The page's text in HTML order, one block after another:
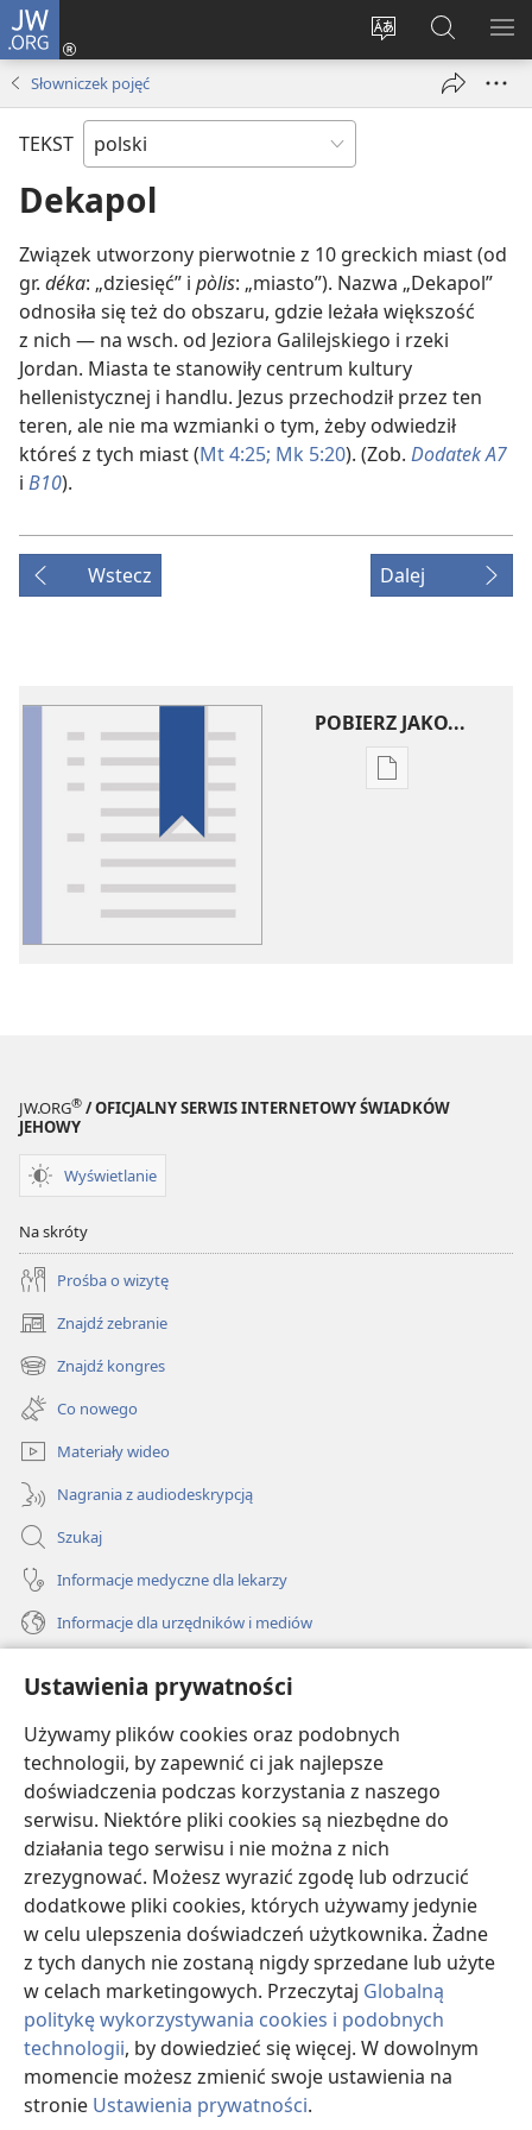
Ustawienia prywatności
Używamy plików cookies oraz podobnych
technologii, by zapewnić ci jak najlepsze
doświadczenia podczas korzystania z naszego
serwisu. Niektóre pliki cookies są niezbędne do
działania tego serwisu i nie można z nich
zrezygnować. Możesz wyrazić zgodę lub odrzucić
dodatkowe pliki cookies, których używamy jedynie
w celu ulepszenia doświadczeń użytkownika. Żadne
z tych danych nie zostaną nigdy sprzedane lub użyte
w celach marketingowych. Przeczytaj Globalną
politykę wykorzystywania cookies i podobnych
technologii, by dowiedzieć się więcej. W dowolnym
momencie możesz zmienić swoje ustawienia na
stronie Ustawienia prywatności.
JW.ORG
Wybór
Logowanie
(opens
Szukaj
na
JW.ORG
Słowniczek pojęć
TEKST
Dekapol
Związek utworzony pierwotnie z 10 greckich miast (od
gr. déka: „dziesięć” i pòlis: „miasto”). Nazwa „Dekapol”
odnosiła się też do obszaru, gdzie leżała większość
z nich — na wsch. od Jeziora Galilejskiego i rzeki
Jordan. Miasta te stanowiły centrum kultury
hellenistycznej i handlu. Jezus przechodził przez ten
teren, ale nie ma wzmianki o tym, żeby odwiedził
któreś z tych miast (Mt 4:25; Mk 5:20). (Zob. Dodatek A7
i B10).
Wstecz Dalej
POBIERZ JAKO...
Ustawienia
JW.ORG® / OFICJALNY SERWIS INTERNETOWY ŚWIADKÓW
JEHOWY
Wyświetlanie
Na skróty
Prośba o wizytę
Znajdź zebranie
(opens
new
window)
Znajdź kongres
(opens
new
window)
Co nowego
Materiały wideo
Nagrania z audiodeskrypcją
Szukaj
Informacje medyczne dla lekarzy
Informacje dla urzędników i mediów
Darowizny
(opens
new
window)BIBLIOTEKA INTERNETOWA Strażnicy
(opens
new
window)JW Hub
(opens
new
window)JW Library
Watchtower Library
Copyright© 2026 Watch Tower Bible and Tract Society of Pennsylvania.
WARUNKI UŻYTKOWANIA
POLITYKA PRYWATNOŚCI
PRYWATNOŚCI